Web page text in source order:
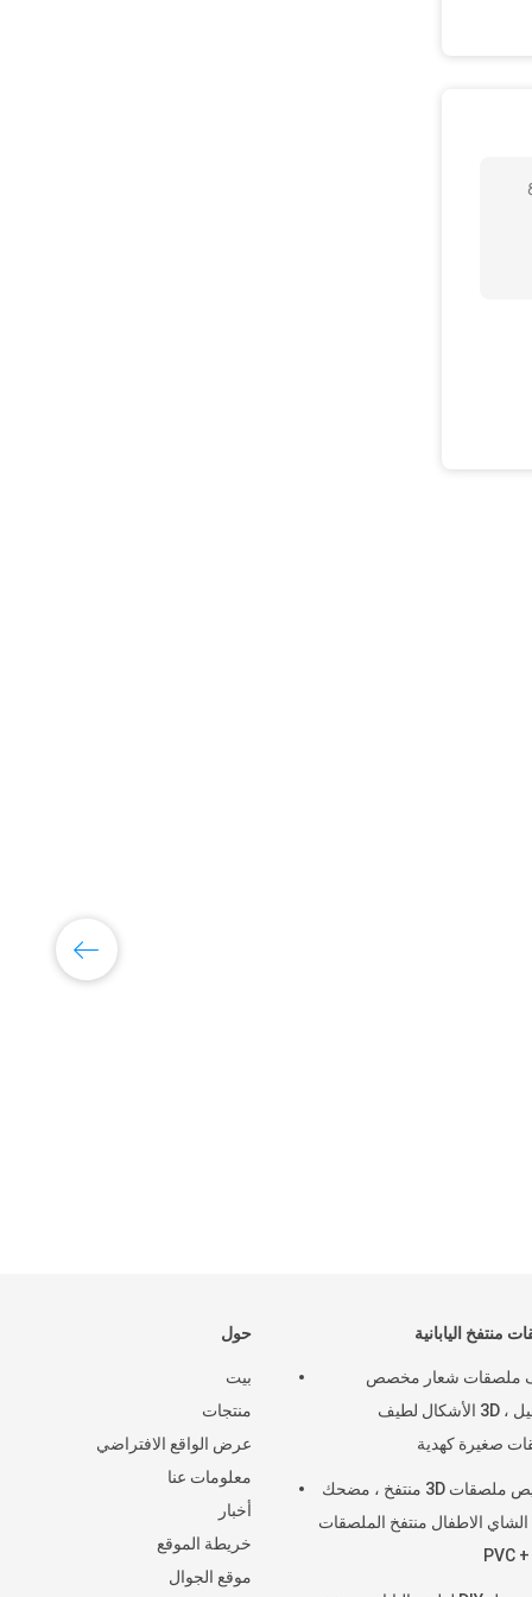
حول
بيت
منتجات
عرض الواقع الافتراضي
معلومات عنا
أخبار
خريطة الموقع
موقع الجوال
منتفخ اليابانية
ملصقات شعار مخصص
التجميل ، 3D الأشكال لطيف
صغيرة كهدية
تخصيص ملصقات 3D منتفخ ، مضحك
الاطفال منتفخ الملصقات
PVC